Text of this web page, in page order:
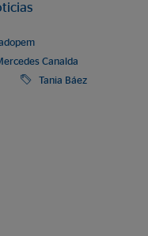
Canalda
Tania Báez